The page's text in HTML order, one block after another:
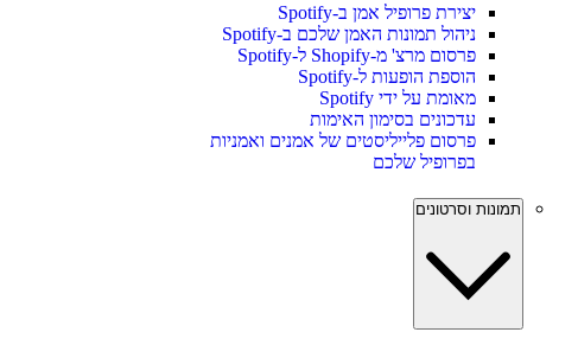
יצירת פרופיל אמן ב-Spotify
ניהול תמונות האמן שלכם ב-Spotify
פרסום מרצ' מ-Shopify ל-Spotify
הוספת הופעות ל-Spotify
מאומת על ידי Spotify
עדכונים בסימון האימות
פרסום פלייליסטים של אמנים ואמניות
בפרופיל שלכם
תמונות וסרטונים